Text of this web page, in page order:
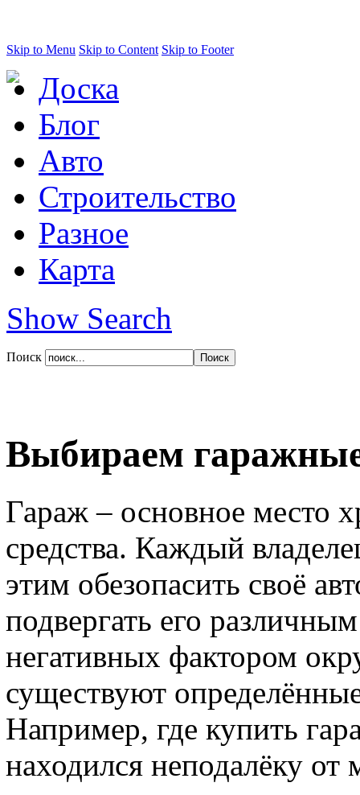
Skip to Menu Skip to Content Skip to Footer
Доска
Блог
Авто
Строительство
Разное
Карта
Show Search
Поиск
Выбираем
Гараж – основное место
средства. Каждый
этим обезопасить своё
подвергать его
негативных фактором
существуют
Например, где купить
находился неподалёку от